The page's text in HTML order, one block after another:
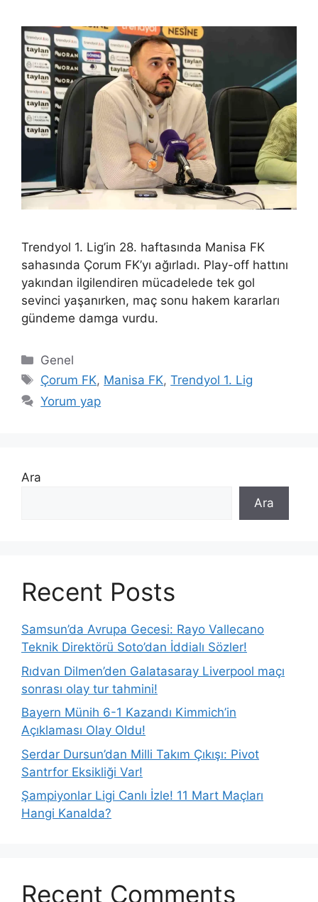
Trendyol 1. Lig’in 28. haftasında Manisa FK
sahasında Çorum FK’yı ağırladı. Play-off hattını
yakından ilgilendiren mücadelede tek gol
sevinci yaşanırken, maç sonu hakem kararları
gündeme damga vurdu.
Kategoriler
Genel
Etiketler
Çorum FK, Manisa FK,Trendyol 1. Lig
Yorum yap
Ara
Ara
Recent Posts
Samsun’da Avrupa Gecesi: Rayo Vallecano
Teknik Direktörü Soto’dan İddialı Sözler!
Rıdvan Dilmen’den Galatasaray Liverpool maçı
sonrası olay tur tahmini!
Bayern Münih 6-1 Kazandı Kimmich’in
Açıklaması Olay Oldu!
Serdar Dursun’dan Milli Takım Çıkışı: Pivot
Santrfor Eksikliği Var!
Şampiyonlar Ligi Canlı İzle! 11 Mart Maçları
Hangi Kanalda?
Recent Comments